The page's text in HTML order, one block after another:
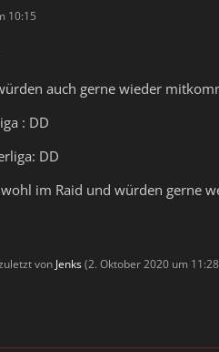
10:15
auch gerne wieder
: DD
DD
im Raid und würden gerne
von Jenks(2. Oktober 2020 um 11:28